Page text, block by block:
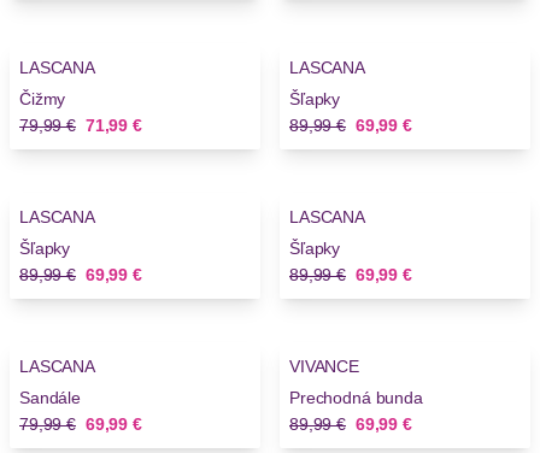
LASCANA
Čižmy
Stará cena
79,99 € Nová cena
71,99 €
LASCANA
Šľapky
Stará cena
89,99 € Nová cena
69,99 €
LASCANA
Šľapky
Stará cena
89,99 € Nová cena
69,99 €
LASCANA
Šľapky
Stará cena
89,99 € Nová cena
69,99 €
Novinky
LASCANA
Sandále
Stará cena
79,99 € Nová cena
69,99 €
Novinky
VIVANCE
Prechodná bunda
Stará cena
89,99 € Nová cena
69,99 €